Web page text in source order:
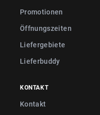
Promotionen
Öffnungszeiten
Liefergebiete
Lieferbuddy
KONTAKT
Kontakt